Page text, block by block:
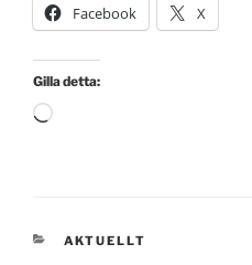
Facebook X
Gilla detta:
Laddar
KATEGORIER
AKTUELLT